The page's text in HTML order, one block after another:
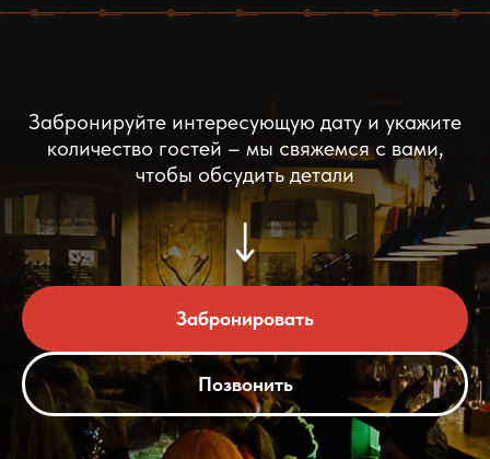
Забронируйте интересующую дату и укажите
количество гостей – мы свяжемся с вами,
чтобы обсудить детали
Забронировать
Позвонить